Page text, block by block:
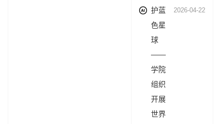
护蓝
色星
球
——
学院
组织
开展
世界
2026-04-22